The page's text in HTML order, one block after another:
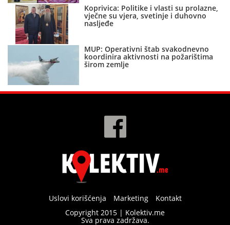
Koprivica: Politike i vlasti su prolazne,
vječne su vjera, svetinje i duhovno
nasljeđe
MUP: Operativni štab svakodnevno
koordinira aktivnosti na požarištima
širom zemlje
Uslovi korišćenja Marketing
Kontakt
Copyright 2015 | Kolektiv.me
Sva prava zadržava.